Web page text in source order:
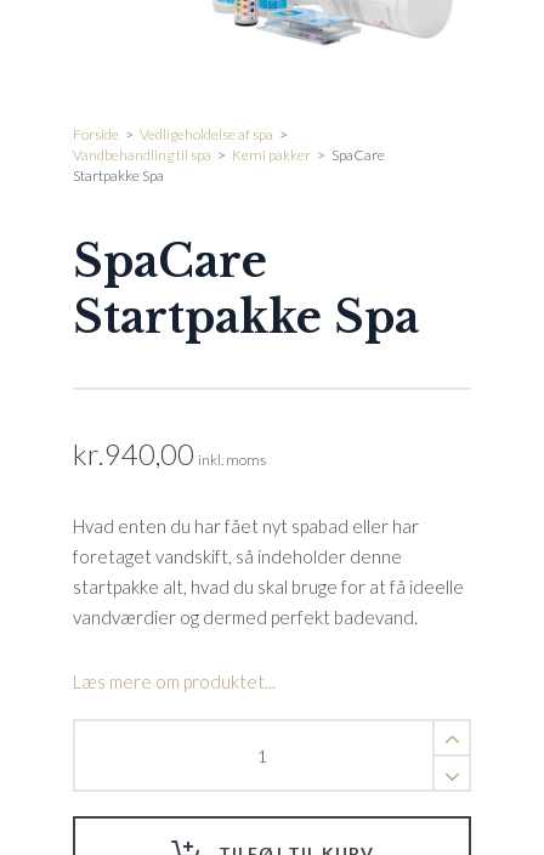
Forside > Vedligeholdelse af spa >
Vandbehandling til spa > Kemi pakker > SpaCare
Startpakke Spa
SpaCare
Startpakke Spa
kr.940,00 inkl. moms
Hvad enten du har fået nyt spabad eller har
foretaget vandskift, så indeholder denne
startpakke alt, hvad du skal bruge for at få ideelle
vandværdier og dermed perfekt badevand.
Læs mere om produktet...